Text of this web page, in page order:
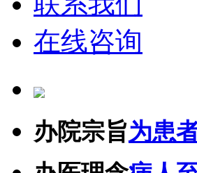
在线咨询
办院宗旨为患